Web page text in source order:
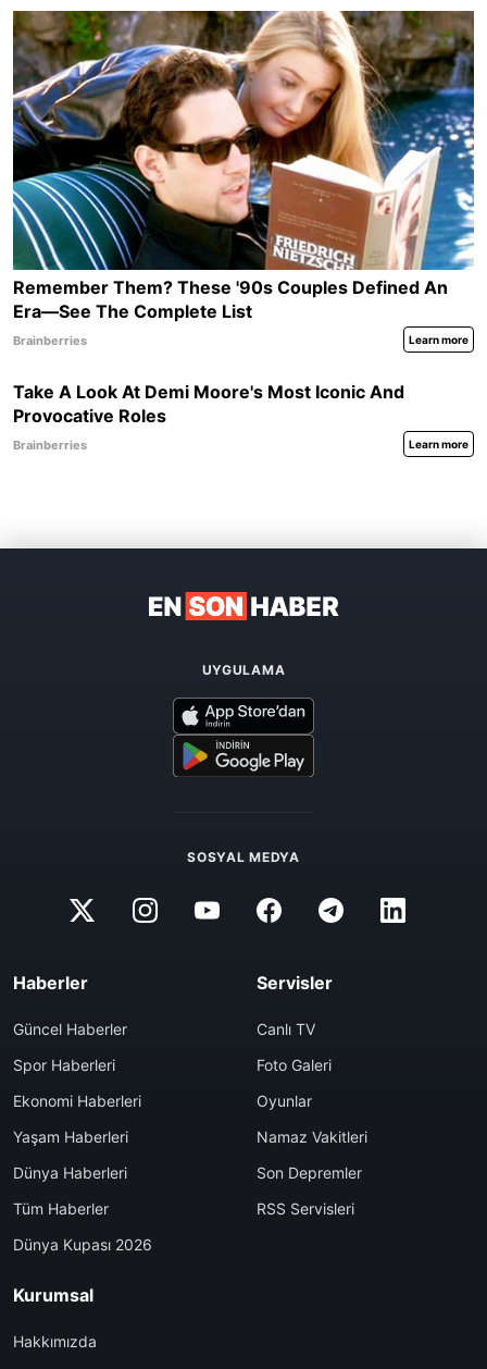
UYGULAMA
SOSYAL MEDYA
Haberler
Güncel Haberler
Spor Haberleri
Ekonomi Haberleri
Yaşam Haberleri
Dünya Haberleri
Tüm Haberler
Dünya Kupası 2026
Servisler
Canlı TV
Foto Galeri
Oyunlar
Namaz Vakitleri
Son Depremler
RSS Servisleri
Kurumsal
Hakkımızda